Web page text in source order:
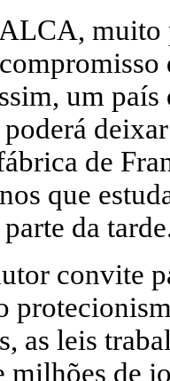
muito
um
de
que
da
convite
as leis
milhões de